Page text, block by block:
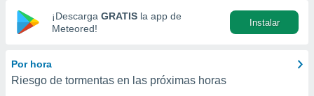
y
digital
basada
¡Descarga GRATIS la app de
Meteored!
Instalar
Por hora
Riesgo de tormentas en las próximas horas